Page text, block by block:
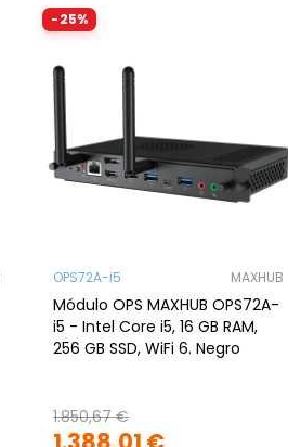
-25%
OPS72A-i5 MAXHUB
Módulo OPS MAXHUB OPS72A-
i5 - Intel Core i5, 16 GB RAM,
256 GB SSD, WiFi 6. Negro
1.850,67 €